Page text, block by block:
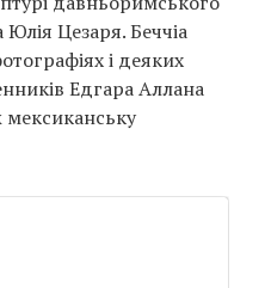
Цезаря. Беччіа
і деяких
Едгара Аллана
мексиканську